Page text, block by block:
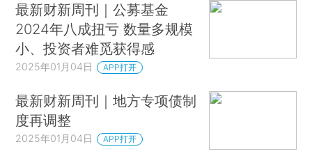
最新财新周刊｜公募基金
2024年八成扭亏 数量多规模
小、投资者难觅获得感
2025年01月04日 APP打开
最新财新周刊｜地方专项债制
度再调整
2025年01月04日 APP打开